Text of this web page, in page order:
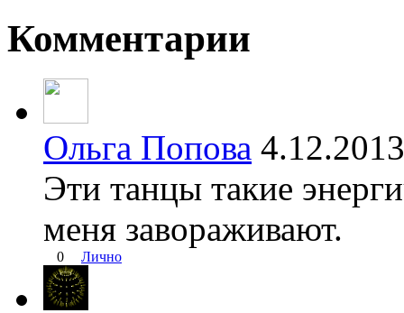
Комментарии
Ольга Попова
Эти танцы такие
меня завораживают.
0 Лично